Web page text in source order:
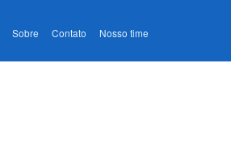
Sobre Contato Nosso time